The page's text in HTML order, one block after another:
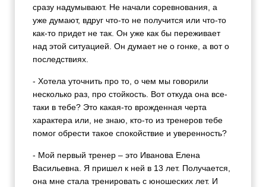
сразу надумывают. Не начали соревнования, а
уже думают, вдруг что-то не получится или что-то
как-то придет не так. Он уже как бы переживает
над этой ситуацией. Он думает не о гонке, а вот о
последствиях.
- Хотела уточнить про то, о чем мы говорили
несколько раз, про стойкость. Вот откуда она все-
таки в тебе? Это какая-то врожденная черта
характера или, не знаю, кто-то из тренеров тебе
помог обрести такое спокойствие и уверенность?
- Мой первый тренер – это Иванова Елена
Васильевна. Я пришел к ней в 13 лет. Получается,
она мне стала тренировать с юношеских лет. И